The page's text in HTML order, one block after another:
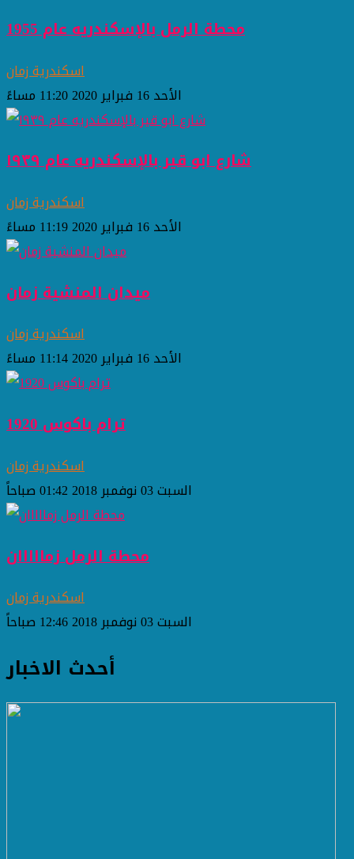
محطة الرمل بالإسكندريه عام 1955
اسكندرية زمان
الأحد 16 فبراير 2020 11:20 مساءً
شارع ابو قير بالإسكندريه عام ١٩٣٩
اسكندرية زمان
الأحد 16 فبراير 2020 11:19 مساءً
ميدان المنشية زمان
اسكندرية زمان
الأحد 16 فبراير 2020 11:14 مساءً
ترام باكوس 1920
اسكندرية زمان
السبت 03 نوفمبر 2018 01:42 صباحاً
محطة الرمل زمااااان
اسكندرية زمان
السبت 03 نوفمبر 2018 12:46 صباحاً
أحدث الاخبار